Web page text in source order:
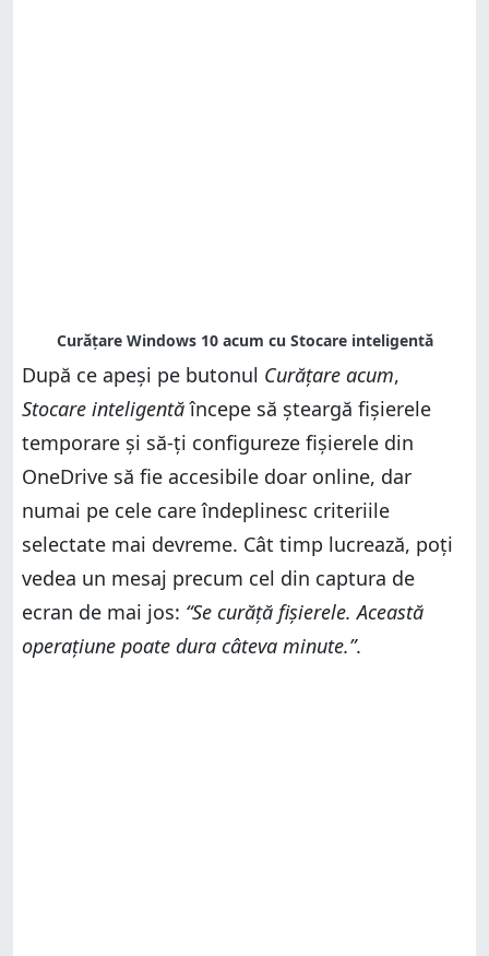
După ce apeși pe butonul Curățare acum,
Stocare inteligentăîncepe să șteargă fișierele
temporare și să-ți configureze fișierele din
OneDrive să fie accesibile doar online, dar
numai pe cele care îndeplinesc criteriile
selectate mai devreme. Cât timp lucrează, poți
vedea un mesaj precum cel din captura de
ecran de mai jos: “Se curăță fișierele. Această
operațiune poate dura câteva minute.”.